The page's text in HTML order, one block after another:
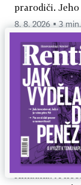
prarodiči.
8. 8. 2026 ▪ 3
PETR
„Prolhaný
stáda“.
vláda
opovrhoval
Někteří říkají,
Knížáka. A